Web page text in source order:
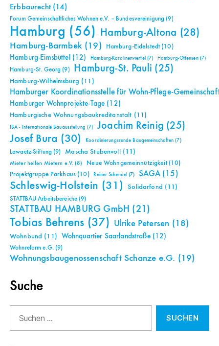
Erbbaurecht(14)
Forum Gemeinschaftliches Wohnen e.V. – Bundesvereinigung (9)
Hamburg (56) Hamburg-Altona (28)
Hamburg-Barmbek(19) Hamburg-Eidelstedt(10)
Hamburg-Eimsbüttel (12) Hamburg-Karolinenviertel (7) Hamburg-Ottensen(7)
Hamburg-St. Georg (9) Hamburg-St. Pauli (25)
Hamburg-Wilhelmsburg (11)
Hamburger Koordinationsstelle für Wohn-Pflege-
Hamburger Wohnprojekte-Tage (12)
Hamburgische Wohnungsbaukreditanstalt (11)
IBA - Internationale Bauausstellung (7) Joachim Reinig (25)
Josef Bura (30) Koordinierungsrunde Baugemeinschaften (7)
Lawaetz-Stiftung (9) Mascha Stubenvoll (11)
Mieter helfen Mietern e.V. (8) Neue Wohngemeinnützigkeit(10)
Projektgruppe Parkhaus (10) Reiner Schendel (7) SAGA(15)
Schleswig-Holstein (31) Solidarfond (11)
STATTBAU Arbeitsbereiche (9)
STATTBAU HAMBURG GmbH (21)
Tobias Behrens (37) Ulrike Petersen (18)
Wohnbund (11) Wohnquartier Saarlandstraße(12)
Wohnreform e.G.(9)
Wohnungsbaugenossenschaft Schanze e.G. (19)
Suche
nach: